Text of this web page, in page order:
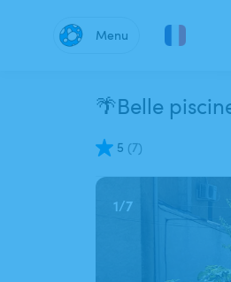
Menu
🌴Belle
5 (7)
1/7